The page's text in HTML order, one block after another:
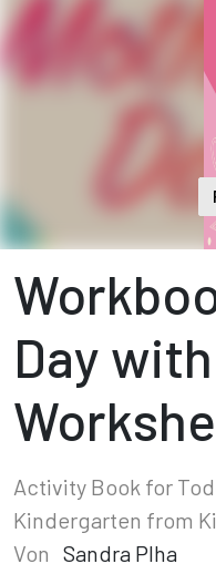
Day
Activity Book for
Kindergarten from
Von Sandra Plha